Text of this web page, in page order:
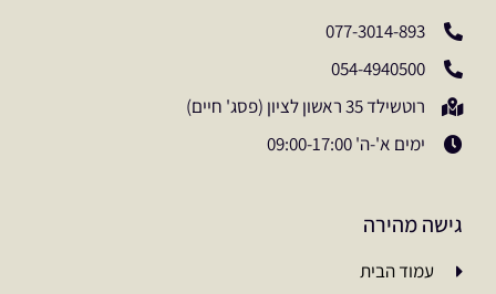
077-3014-893
054-4940500
רוטשילד 35 ראשון לציון (פסג' חיים)
ימים א'-ה' 09:00-17:00
גישה מהירה
עמוד הבית